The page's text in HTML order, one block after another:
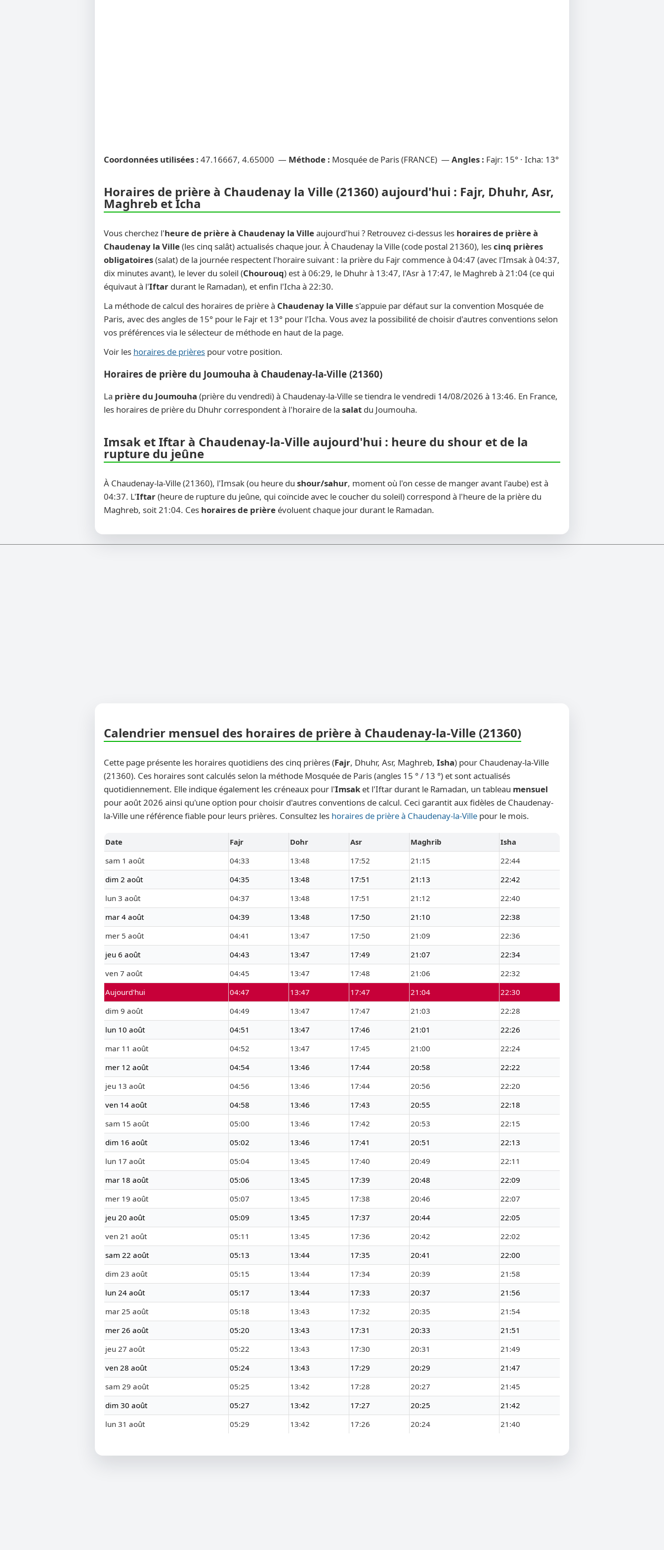
Coordonnées utilisées : 47.16667, 4.65000 — Méthode : Mosquée de Paris (FRANCE) — Angles : Fajr: 15° · Icha: 13°
Horaires de prière à Chaudenay la Ville (21360) aujourd'hui : Fajr, Dhuhr, Asr,
Maghreb et Icha
Vous cherchez l'heure de prière à Chaudenay la Villeaujourd'hui ? Retrouvez ci-dessus les horaires de prière à
Chaudenay la Ville(les cinq salât) actualisés chaque jour. À Chaudenay la Ville (code postal 21360), lescinq prières
obligatoires(salat) de la journée respectent l'horaire suivant : la prière du Fajr commence à 04:47 (avec l'Imsak à 04:37,
dix minutes avant), le lever du soleil (Chourouq) est à 06:29, le Dhuhr à 13:47, l'Asr à 17:47, le Maghreb à 21:04 (ce qui
équivaut à l'Iftar durant le Ramadan), et enfin l'Icha à 22:30.
La méthode de calcul des horaires de prière à Chaudenay la Ville s'appuie par défaut sur la convention Mosquée de
Paris, avec des angles de 15° pour le Fajr et 13° pour l'Icha. Vous avez la possibilité de choisir d'autres conventions selon
vos préférences via le sélecteur de méthode en haut de la page.
Voir les horaires de prières pour votre position.
Horaires de prière du Joumouha à Chaudenay-la-Ville (21360)
La prière du Joumouha (prière du vendredi) à Chaudenay-la-Ville se tiendra le vendredi 14/08/2026 à 13:46. En France,
les horaires de prière du Dhuhr correspondent à l'horaire de la salat du Joumouha.
Imsak et Iftar à Chaudenay-la-Ville aujourd'hui : heure du shour et de la
rupture du jeûne
À Chaudenay-la-Ville (21360), l'Imsak (ou heure du shour/sahur, moment où l'on cesse de manger avant l'aube) est à
04:37. L'Iftar(heure de rupture du jeûne, qui coïncide avec le coucher du soleil) correspond à l'heure de la prière du
Maghreb, soit 21:04. Ces horaires de prière évoluent chaque jour durant le Ramadan.
Calendrier mensuel des horaires de prière à Chaudenay-la-Ville (21360)
Cette page présente les horaires quotidiens des cinq prières (Fajr, Dhuhr, Asr, Maghreb, Isha) pour Chaudenay-la-Ville
(21360). Ces horaires sont calculés selon la méthode Mosquée de Paris (angles 15 ° / 13 °) et sont actualisés
quotidiennement. Elle indique également les créneaux pour l'Imsak et l'Iftar durant le Ramadan, un tableau mensuel
pour août 2026 ainsi qu'une option pour choisir d'autres conventions de calcul. Ceci garantit aux fidèles de Chaudenay-
la-Ville une référence fiable pour leurs prières. Consultez les horaires de prière à Chaudenay-la-Ville pour le mois.
Date Fajr Dohr Asr Maghrib
Isha
sam 1 août
04:33 13:48 17:52 21:15
22:44
dim 2 août
04:35 13:48 17:51 21:13
22:42
lun 3 août
04:37 13:48 17:51 21:12
22:40
mar 4 août
04:39 13:48 17:50 21:10
22:38
mer 5 août
04:41 13:47 17:50 21:09
22:36
jeu 6 août
04:43 13:47 17:49 21:07
22:34
ven 7 août
04:45 13:47 17:48 21:06
22:32
Aujourd'hui
04:47 13:47 17:47 21:04
22:30
dim 9 août
04:49 13:47 17:47 21:03
22:28
lun 10 août
04:51 13:47 17:46 21:01
22:26
mar 11 août
04:52 13:47 17:45 21:00
22:24
mer 12 août
04:54 13:46 17:44 20:58
22:22
jeu 13 août
04:56 13:46 17:44 20:56
22:20
ven 14 août
04:58 13:46 17:43 20:55
22:18
sam 15 août
05:00 13:46 17:42 20:53
22:15
dim 16 août
05:02 13:46 17:41 20:51
22:13
lun 17 août
05:04 13:45 17:40 20:49
22:11
mar 18 août
05:06 13:45 17:39 20:48
22:09
mer 19 août
05:07 13:45 17:38 20:46
22:07
jeu 20 août
05:09 13:45 17:37 20:44
22:05
ven 21 août
05:11 13:45 17:36 20:42
22:02
sam 22 août
05:13 13:44 17:35 20:41
22:00
dim 23 août
05:15 13:44 17:34 20:39
21:58
lun 24 août
05:17 13:44 17:33 20:37
21:56
mar 25 août
05:18 13:43 17:32 20:35
21:54
mer 26 août
05:20 13:43 17:31 20:33
21:51
jeu 27 août
05:22 13:43 17:30 20:31
21:49
ven 28 août
05:24 13:43 17:29 20:29
21:47
sam 29 août
05:25 13:42 17:28 20:27
21:45
dim 30 août
05:27 13:42 17:27 20:25
21:42
lun 31 août
05:29 13:42 17:26 20:24 21:40